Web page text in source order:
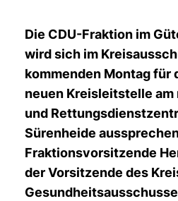
Die CDU-Fraktion im
wird sich im
kommenden Montag für
neuen Kreisleitstelle
und
Sürenheide
Fraktionsvorsitzende
der Vorsitzende des